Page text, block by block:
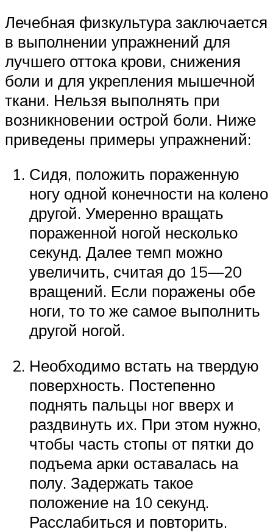
Лечебная физкультура заключается
в выполнении упражнений для
лучшего оттока крови, снижения
боли и для укрепления мышечной
ткани. Нельзя выполнять при
возникновении острой боли. Ниже
приведены примеры упражнений:
Сидя, положить пораженную
ногу одной конечности на колено
другой. Умеренно вращать
пораженной ногой несколько
секунд. Далее темп можно
увеличить, считая до 15—20
вращений. Если поражены обе
ноги, то то же самое выполнить
другой ногой.
Необходимо встать на твердую
поверхность. Постепенно
поднять пальцы ног вверх и
раздвинуть их. При этом нужно,
чтобы часть стопы от пятки до
подъема арки оставалась на
полу. Задержать такое
положение на 10 секунд.
Расслабиться и повторить.